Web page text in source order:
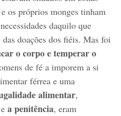
os próprios monges tinham
daquilo que
doações dos fiéis. Mas foi
o corpo e temperar o
de fé a imporem a si
férrea e uma
alimentar,
e a penitência, eram